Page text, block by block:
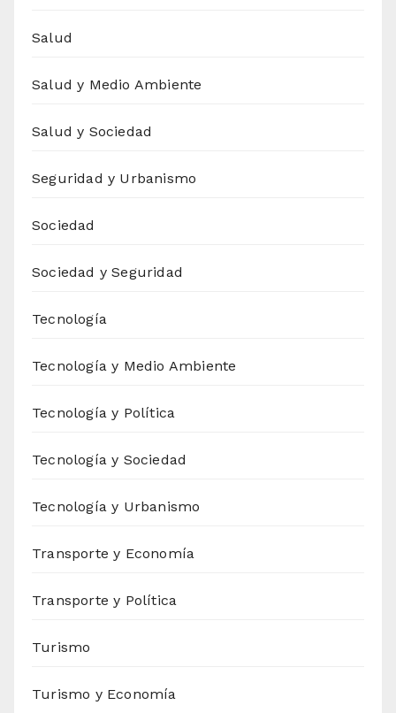
Salud
Salud y Medio Ambiente
Salud y Sociedad
Seguridad y Urbanismo
Sociedad
Sociedad y Seguridad
Tecnología
Tecnología y Medio Ambiente
Tecnología y Política
Tecnología y Sociedad
Tecnología y Urbanismo
Transporte y Economía
Transporte y Política
Turismo
Turismo y Economía